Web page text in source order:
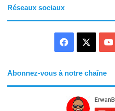
Réseaux sociaux
e
Abonnez-vous à notre chaîne